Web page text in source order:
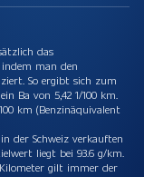
das
man den
So ergibt sich zum
Ba von 5,42 1/100 km.
km (Benzinäquivalent
der Schweiz verkauften
liegt bei 93.6 g/km.
gilt immer der